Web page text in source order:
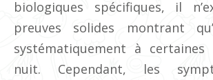
biologiques spécifiques, il
preuves solides montrant
systématiquement à
nuit. Cependant, les